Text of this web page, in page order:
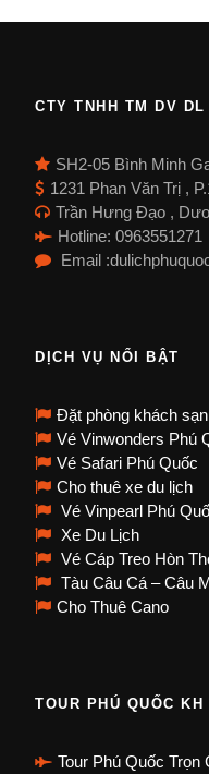
CTY TNHH TM DV DL
SH2-05 Bình Minh
1231 Phan Văn Trị ,
Trần Hưng Đạo ,
Hotline: 0963551271
Email
DỊCH VỤ NỔI BẬT
Đặt phòng khách sạn
Vé Vinwonders Phú
Vé Safari Phú Quốc
Cho thuê xe du lịch
Vé Vinpearl Phú
Xe Du Lịch
Vé Cáp Treo Hòn
Tàu Câu Cá – Câu
Cho Thuê Cano
TOUR PHÚ QUỐC
Tour Phú Quốc Trọn